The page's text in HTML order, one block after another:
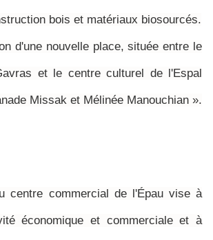
bois et matériaux biosourcés.
d'une nouvelle place, située entre le
et le centre culturel de l'Espal
Missak et Mélinée Manouchian ».
centre commercial de l'Épau vise à
économique et commerciale et à